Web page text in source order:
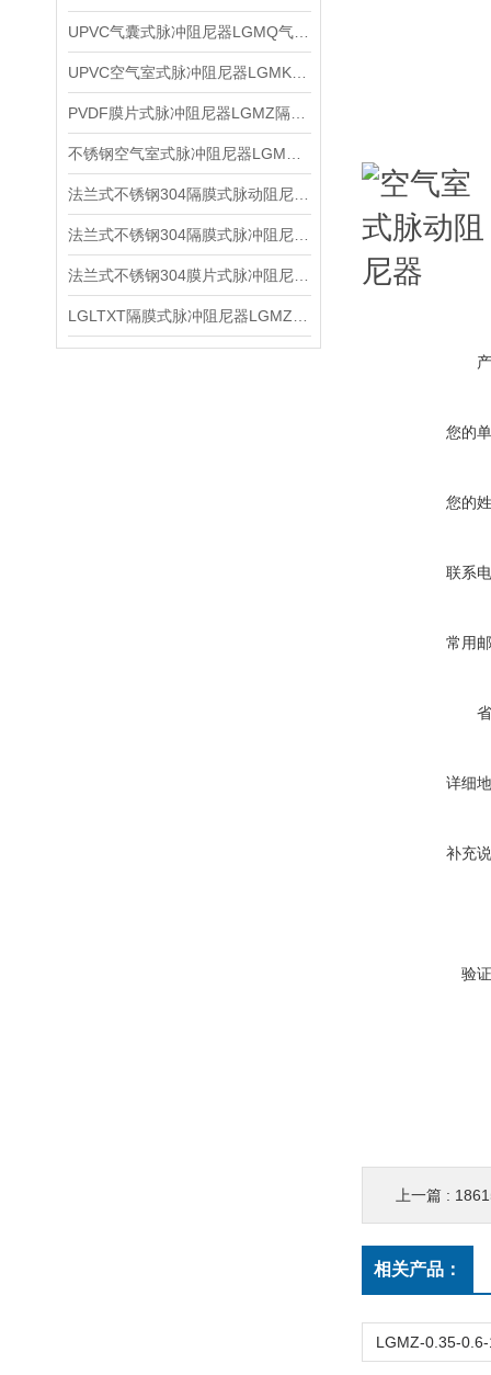
您的
您的
联系
常用
详细
补充
验
上一篇 :
相关产品：